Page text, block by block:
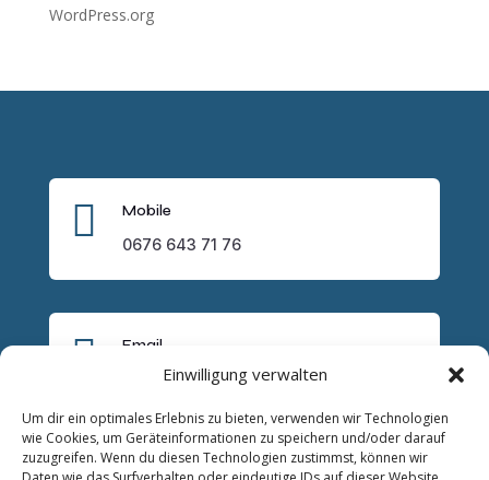
Einwilligung verwalten
Um dir ein optimales Erlebnis zu bieten, verwenden wir Technologien
wie Cookies, um Geräteinformationen zu speichern und/oder darauf
zuzugreifen. Wenn du diesen Technologien zustimmst, können wir
WordPress.org

Mobile
0676 643 71 76

Email
lukas.trybus@trysocial.it